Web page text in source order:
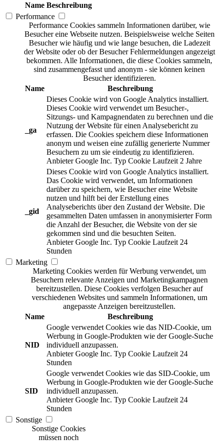
Name Beschreibung
Performance
Performance Cookies sammeln Informationen darüber, wie
Besucher eine Webseite nutzen. Beispielsweise welche Seiten
Besucher wie häufig und wie lange besuchen, die Ladezeit
der Website oder ob der Besucher Fehlermeldungen angezeigt
bekommen. Alle Informationen, die diese Cookies sammeln,
sind zusammengefasst und anonym - sie können keinen
Besucher identifizieren.
Name
Beschreibung
_ga
Dieses Cookie wird von Google Analytics installiert.
Dieses Cookie wird verwendet um Besucher-,
Sitzungs- und Kampagnendaten zu berechnen und die
Nutzung der Website für einen Analysebericht zu
erfassen. Die Cookies speichern diese Informationen
anonym und weisen eine zufällig generierte Nummer
Besuchern zu um sie eindeutig zu identifizieren.
Anbieter Google Inc. Typ Cookie Laufzeit 2 Jahre
_gid
Dieses Cookie wird von Google Analytics installiert.
Das Cookie wird verwendet, um Informationen
darüber zu speichern, wie Besucher eine Website
nutzen und hilft bei der Erstellung eines
Analyseberichts über den Zustand der Website. Die
gesammelten Daten umfassen in anonymisierter Form
die Anzahl der Besucher, die Website von der sie
gekommen sind und die besuchten Seiten.
Anbieter Google Inc. Typ Cookie Laufzeit 24
Stunden
Marketing
Marketing Cookies werden für Werbung verwendet, um
Besuchern relevante Anzeigen und Marketingkampagnen
bereitzustellen. Diese Cookies verfolgen Besucher auf
verschiedenen Websites und sammeln Informationen, um
angepasste Anzeigen bereitzustellen.
Name
Beschreibung
NID
Google verwendet Cookies wie das NID-Cookie, um
Werbung in Google-Produkten wie der Google-Suche
individuell anzupassen.
Anbieter Google Inc. Typ Cookie Laufzeit 24
Stunden
SID
Google verwendet Cookies wie das SID-Cookie, um
Werbung in Google-Produkten wie der Google-Suche
individuell anzupassen.
Anbieter Google Inc. Typ Cookie Laufzeit 24
Stunden
Sonstige
Sonstige Cookies
müssen noch